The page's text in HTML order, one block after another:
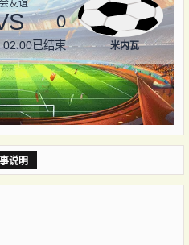
友谊
0
02:00已结束 米内瓦
说明